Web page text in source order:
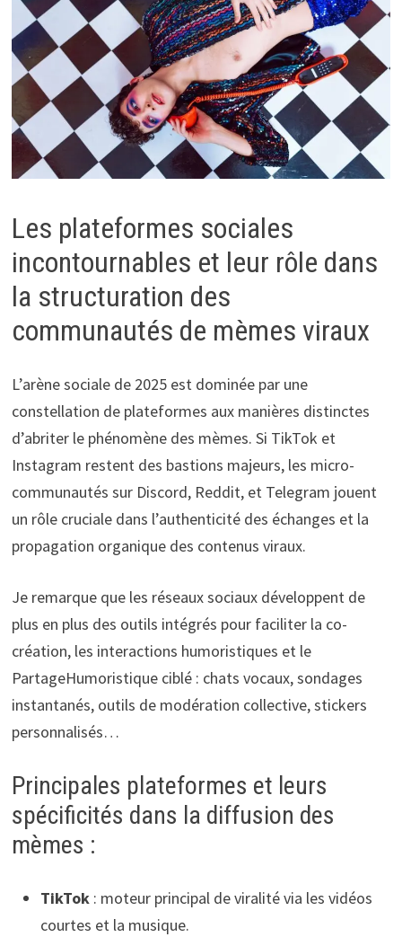
Les plateformes sociales
incontournables et leur rôle dans
la structuration des
communautés de mèmes viraux
L’arène sociale de 2025 est dominée par une
constellation de plateformes aux manières distinctes
d’abriter le phénomène des mèmes. Si TikTok et
Instagram restent des bastions majeurs, les micro-
communautés sur Discord, Reddit, et Telegram jouent
un rôle cruciale dans l’authenticité des échanges et la
propagation organique des contenus viraux.
Je remarque que les réseaux sociaux développent de
plus en plus des outils intégrés pour faciliter la co-
création, les interactions humoristiques et le
PartageHumoristique ciblé : chats vocaux, sondages
instantanés, outils de modération collective, stickers
personnalisés…
Principales plateformes et leurs
spécificités dans la diffusion des
mèmes :
TikTok: moteur principal de viralité via les vidéos
courtes et la musique.